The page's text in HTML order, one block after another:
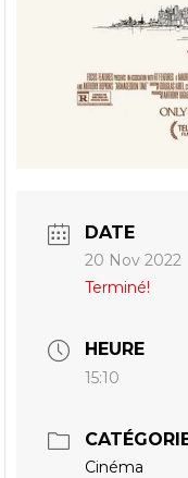
DATE
20 Nov 2022
Terminé!
HEURE
15:10
Cinéma